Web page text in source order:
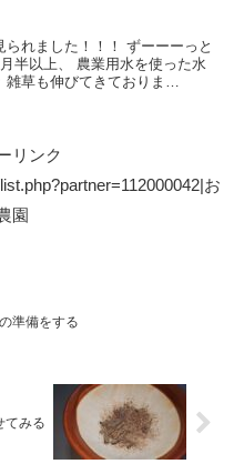
れました！！！ ずーーーっと
半以上、 農業用水を使った水
草も伸びてきておりま
リンク
お
園
準備をする
てみる